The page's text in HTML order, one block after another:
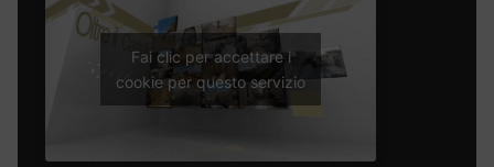
Fai clic per accettare i
cookie per questo servizio